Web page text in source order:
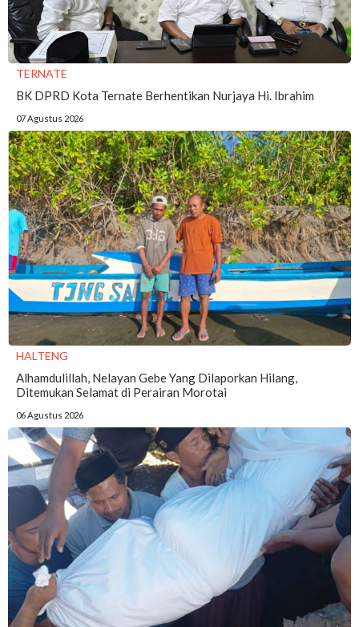
TERNATE
BK DPRD Kota Ternate Berhentikan Nurjaya Hi. Ibrahim
07 Agustus 2026
HALTENG
Alhamdulillah, Nelayan Gebe Yang Dilaporkan Hilang,
Ditemukan Selamat di Perairan Morotai
06 Agustus 2026